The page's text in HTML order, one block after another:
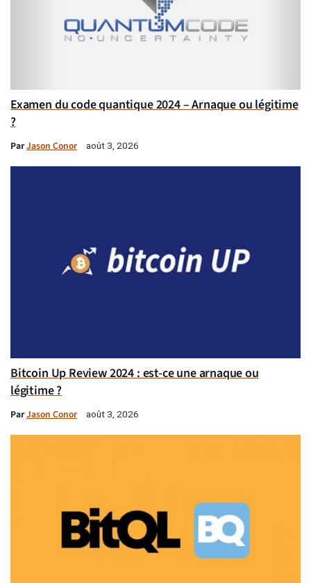
Examen du code quantique 2024 – Arnaque ou légitime
?
ParJason Conor août 3, 2026
Bitcoin Up Review 2024 : est-ce une arnaque ou
légitime ?
ParJason Conor août 3, 2026